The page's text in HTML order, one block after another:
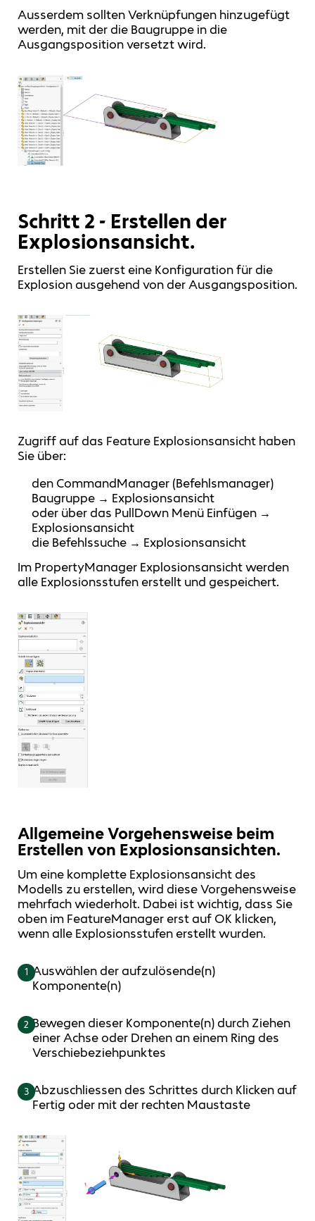
Ausserdem sollten Verknüpfungen hinzugefügt
werden, mit der die Baugruppe in die
Ausgangsposition versetzt wird.
Schritt 2 - Erstellen der
Explosionsansicht.
Erstellen Sie zuerst eine Konfiguration für die
Explosion ausgehend von der Ausgangsposition.
Zugriff auf das Feature Explosionsansicht haben
Sie über:
den CommandManager (Befehlsmanager)
Baugruppe → Explosionsansicht
oder über das PullDown Menü Einfügen →
Explosionsansicht
die Befehlssuche → Explosionsansicht
Im PropertyManager Explosionsansicht werden
alle Explosionsstufen erstellt und gespeichert.
Allgemeine Vorgehensweise beim
Erstellen von Explosionsansichten.
Um eine komplette Explosionsansicht des
Modells zu erstellen, wird diese Vorgehensweise
mehrfach wiederholt. Dabei ist wichtig, dass Sie
oben im FeatureManager erst auf OK klicken,
wenn alle Explosionsstufen erstellt wurden.
1 Auswählen der aufzulösende(n)
Komponente(n)
2 Bewegen dieser Komponente(n) durch Ziehen
einer Achse oder Drehen an einem Ring des
Verschiebeziehpunktes
3 Abzuschliessen des Schrittes durch Klicken auf
Fertig oder mit der rechten Maustaste